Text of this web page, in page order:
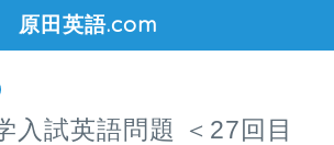
原田英語.com
入試英語問題 ＜27回目